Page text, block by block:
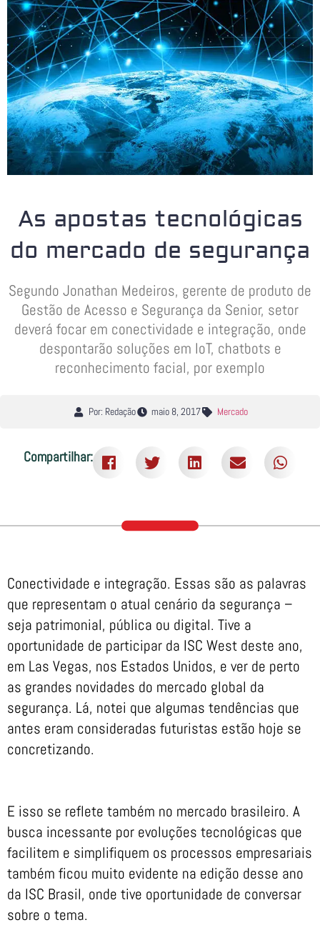
As apostas tecnológicas
do mercado de segurança
Segundo Jonathan Medeiros, gerente de produto de
Gestão de Acesso e Segurança da Senior, setor
deverá focar em conectividade e integração, onde
despontarão soluções em IoT, chatbots e
reconhecimento facial, por exemplo
Por: Redação maio 8, 2017 Mercado
Compartilhar:
Conectividade e integração. Essas são as palavras
que representam o atual cenário da segurança –
seja patrimonial, pública ou digital. Tive a
oportunidade de participar da ISC West deste ano,
em Las Vegas, nos Estados Unidos, e ver de perto
as grandes novidades do mercado global da
segurança. Lá, notei que algumas tendências que
antes eram consideradas futuristas estão hoje se
concretizando.
E isso se reflete também no mercado brasileiro. A
busca incessante por evoluções tecnológicas que
facilitem e simplifiquem os processos empresariais
também ficou muito evidente na edição desse ano
da ISC Brasil, onde tive oportunidade de conversar
sobre o tema.